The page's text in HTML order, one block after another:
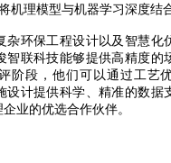
机理模型与机器学习深度结合
杂环保工程设计以及智慧化
智联科技能够提供高精度的
阶段，他们可以通过工艺
设计提供科学、精准的数据
业的优选合作伙伴。